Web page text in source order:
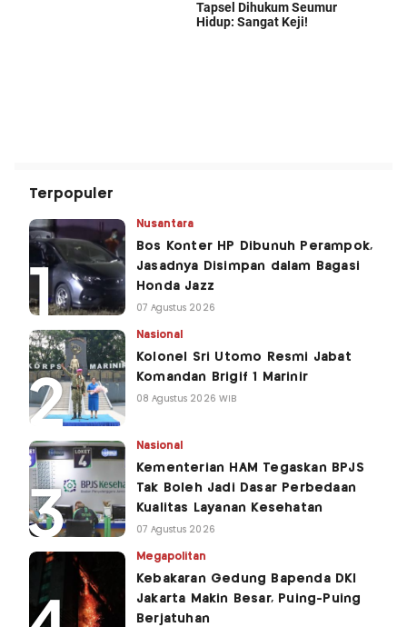
Terpopuler
Nusantara
Bos Konter HP Dibunuh Perampok,
Jasadnya Disimpan dalam Bagasi
Honda Jazz
07 Agustus 2026
Nasional
Kolonel Sri Utomo Resmi Jabat
Komandan Brigif 1 Marinir
08 Agustus 2026 WIB
Nasional
Kementerian HAM Tegaskan BPJS
Tak Boleh Jadi Dasar Perbedaan
Kualitas Layanan Kesehatan
07 Agustus 2026
Megapolitan
Kebakaran Gedung Bapenda DKI
Jakarta Makin Besar, Puing-Puing
Berjatuhan